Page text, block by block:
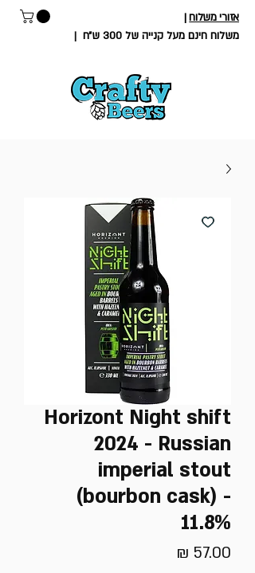
אזורי משלוח|
משלוח חינם מעל קנייה של 300 ש״ח
|
Horizont Night shift
2024 - Russian
imperial stout
(bourbon cask) -
11.8%